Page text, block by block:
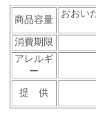
商品容量
おおい
消費期限
アレルギ
ー
提 供